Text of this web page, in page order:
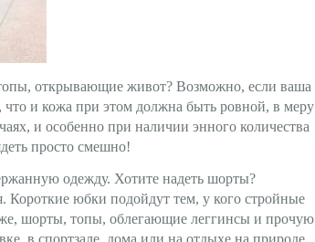
открывающие живот? Возможно, если ваша
и кожа при этом должна быть ровной, в меру
и особенно при наличии энного количества
просто смешно!
одежду. Хотите надеть шорты?
Короткие юбки подойдут тем, у кого стройные
шорты, топы, облегающие леггинсы и прочую
в спортзале, дома или на отдыхе на природе.